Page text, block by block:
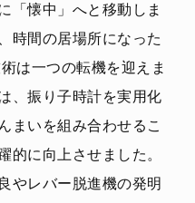
「懐中」へと移動しま
時間の居場所になった
は一つの転機を迎えま
、振り子時計を実用化
まいを組み合わせるこ
的に向上させました。
やレバー脱進機の発明